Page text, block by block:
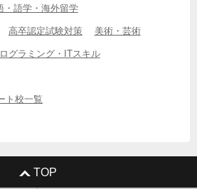
・語学・海外留学
高卒認定試験対策 美術・芸術
グラミング・ITスキル
ト校一覧
TOP